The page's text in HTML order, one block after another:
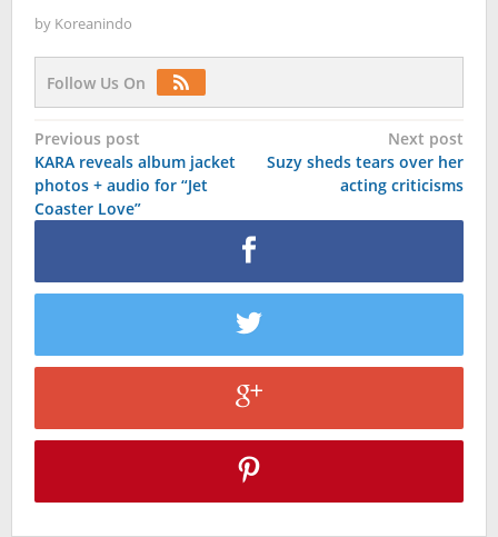
by Koreanindo
Follow Us On
Post
navigation
Previous post
KARA reveals album jacket
photos + audio for “Jet
Coaster Love”
Next post
Suzy sheds tears over her
acting criticisms